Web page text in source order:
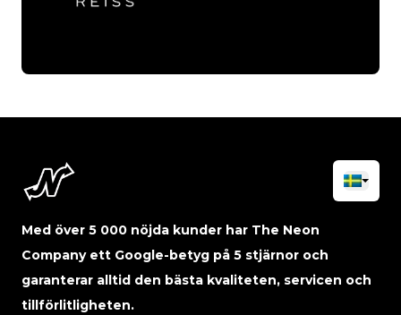
Med över 5 000 nöjda kunder har The Neon
Company ett Google-betyg på 5 stjärnor och
garanterar alltid den bästa kvaliteten, servicen och
tillförlitligheten.